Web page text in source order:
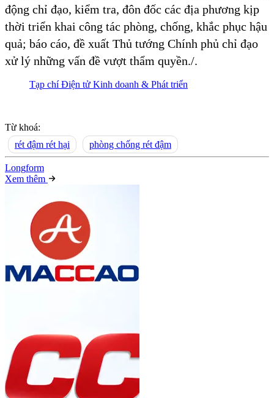
động chỉ đạo, kiểm tra, đôn đốc các địa phương kịp
thời triển khai công tác phòng, chống, khắc phục hậu
quả; báo cáo, đề xuất Thủ tướng Chính phủ chỉ đạo
xử lý những vấn đề vượt thẩm quyền./.
Tạp chí Điện tử Kinh doanh & Phát triển
Từ khoá:
rét đậm rét hại
phòng chống rét đậm
Longform
Xem thêm